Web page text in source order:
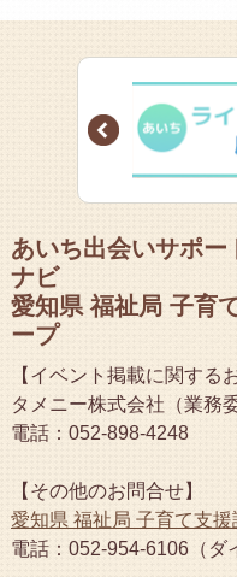
Prev
あいち出会いサポ
ナビ
愛知県 福祉局 子育
ープ
【イベント掲載に関する
タメニー株式会社（業務
電話：052-898-4248
【その他のお問合せ】
愛知県 福祉局 子育て支
電話：052-954-6106（ダ